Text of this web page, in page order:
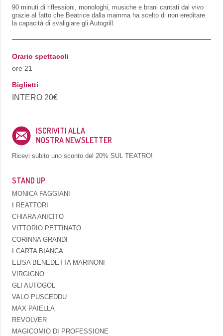
90 minuti di riflessioni, monologhi, musiche e brani cantati dal vivo
grazie al fatto che Beatrice dalla mamma ha scelto di non ereditare
la capacità di svaligiare gli Autogrill.
Orario spettacoli
ore 21
Biglietti
INTERO 20€
ISCRIVITI ALLA
NOSTRA NEWSLETTER
Ricevi subito uno sconto del 20% SUL TEATRO!
STAND UP
MONICA FAGGIANI
I REATTORI
CHIARA ANICITO
VITTORIO PETTINATO
CORINNA GRANDI
I CARTA BIANCA
ELISA BENEDETTA MARINONI
VIRGIGNO
GLI AUTOGOL
VALO PUSCEDDU
MAX PAIELLA
REVOLVER
MAGICOMIO DI PROFESSIONE